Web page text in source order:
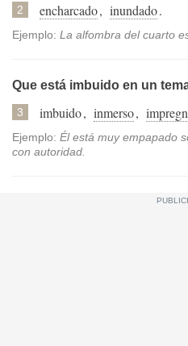
2 encharcado, inundado.
Ejemplo: La alfombra del cuarto
Que está imbuido en un
3 imbuido, inmerso,
Ejemplo: Él está muy empapado
con autoridad.